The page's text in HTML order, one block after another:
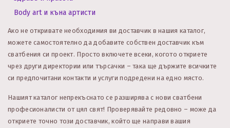
Body art и къна артисти
Ако не откривате необходимия ви доставчик в нашия каталог,
можете самостоятелно да добавите собствен доставчик към
сватбения си проект. Просто включете всеки, когото откриете
чрез други директории или търсачки – така ще държите всичките
си предпочитани контакти и услуги подредени на едно място.
Нашият каталог непрекъснато се разширява с нови сватбени
професионалисти от цял свят! Проверявайте редовно – може да
откриете точно този доставчик, който ще направи вашия